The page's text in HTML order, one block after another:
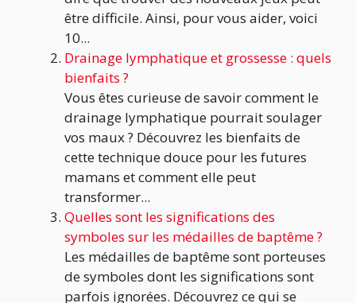
être difficile. Ainsi, pour vous aider, voici
10...
Drainage lymphatique et grossesse : quels
bienfaits ?
Vous êtes curieuse de savoir comment le
drainage lymphatique pourrait soulager
vos maux ? Découvrez les bienfaits de
cette technique douce pour les futures
mamans et comment elle peut
transformer...
Quelles sont les significations des
symboles sur les médailles de baptême ?
Les médailles de baptême sont porteuses
de symboles dont les significations sont
parfois ignorées. Découvrez ce qui se